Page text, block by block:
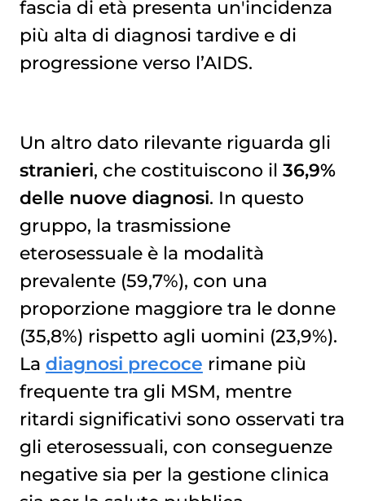
fascia di età presenta un'incidenza
più alta di diagnosi tardive e di
progressione verso l’AIDS.
Un altro dato rilevante riguarda gli
stranieri, che costituiscono il 36,9%
delle nuove diagnosi. In questo
gruppo, la trasmissione
eterosessuale è la modalità
prevalente (59,7%), con una
proporzione maggiore tra le donne
(35,8%) rispetto agli uomini (23,9%).
La diagnosi precoce rimane più
frequente tra gli MSM, mentre
ritardi significativi sono osservati tra
gli eterosessuali, con conseguenze
negative sia per la gestione clinica